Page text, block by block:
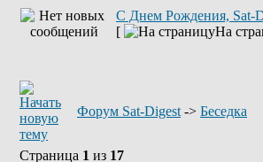
С Днем Рождения, Sat-
[
На
Форум Sat-Digest -> Беседка
Страница 1 из 17